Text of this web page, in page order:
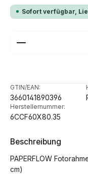
Sofort verfügbar,
Produkt Anzahl:
GTIN/EAN:
3660141890396
Herstellernummer:
6CCF60X80.35
Beschreibung
PAPERFLOW
cm)